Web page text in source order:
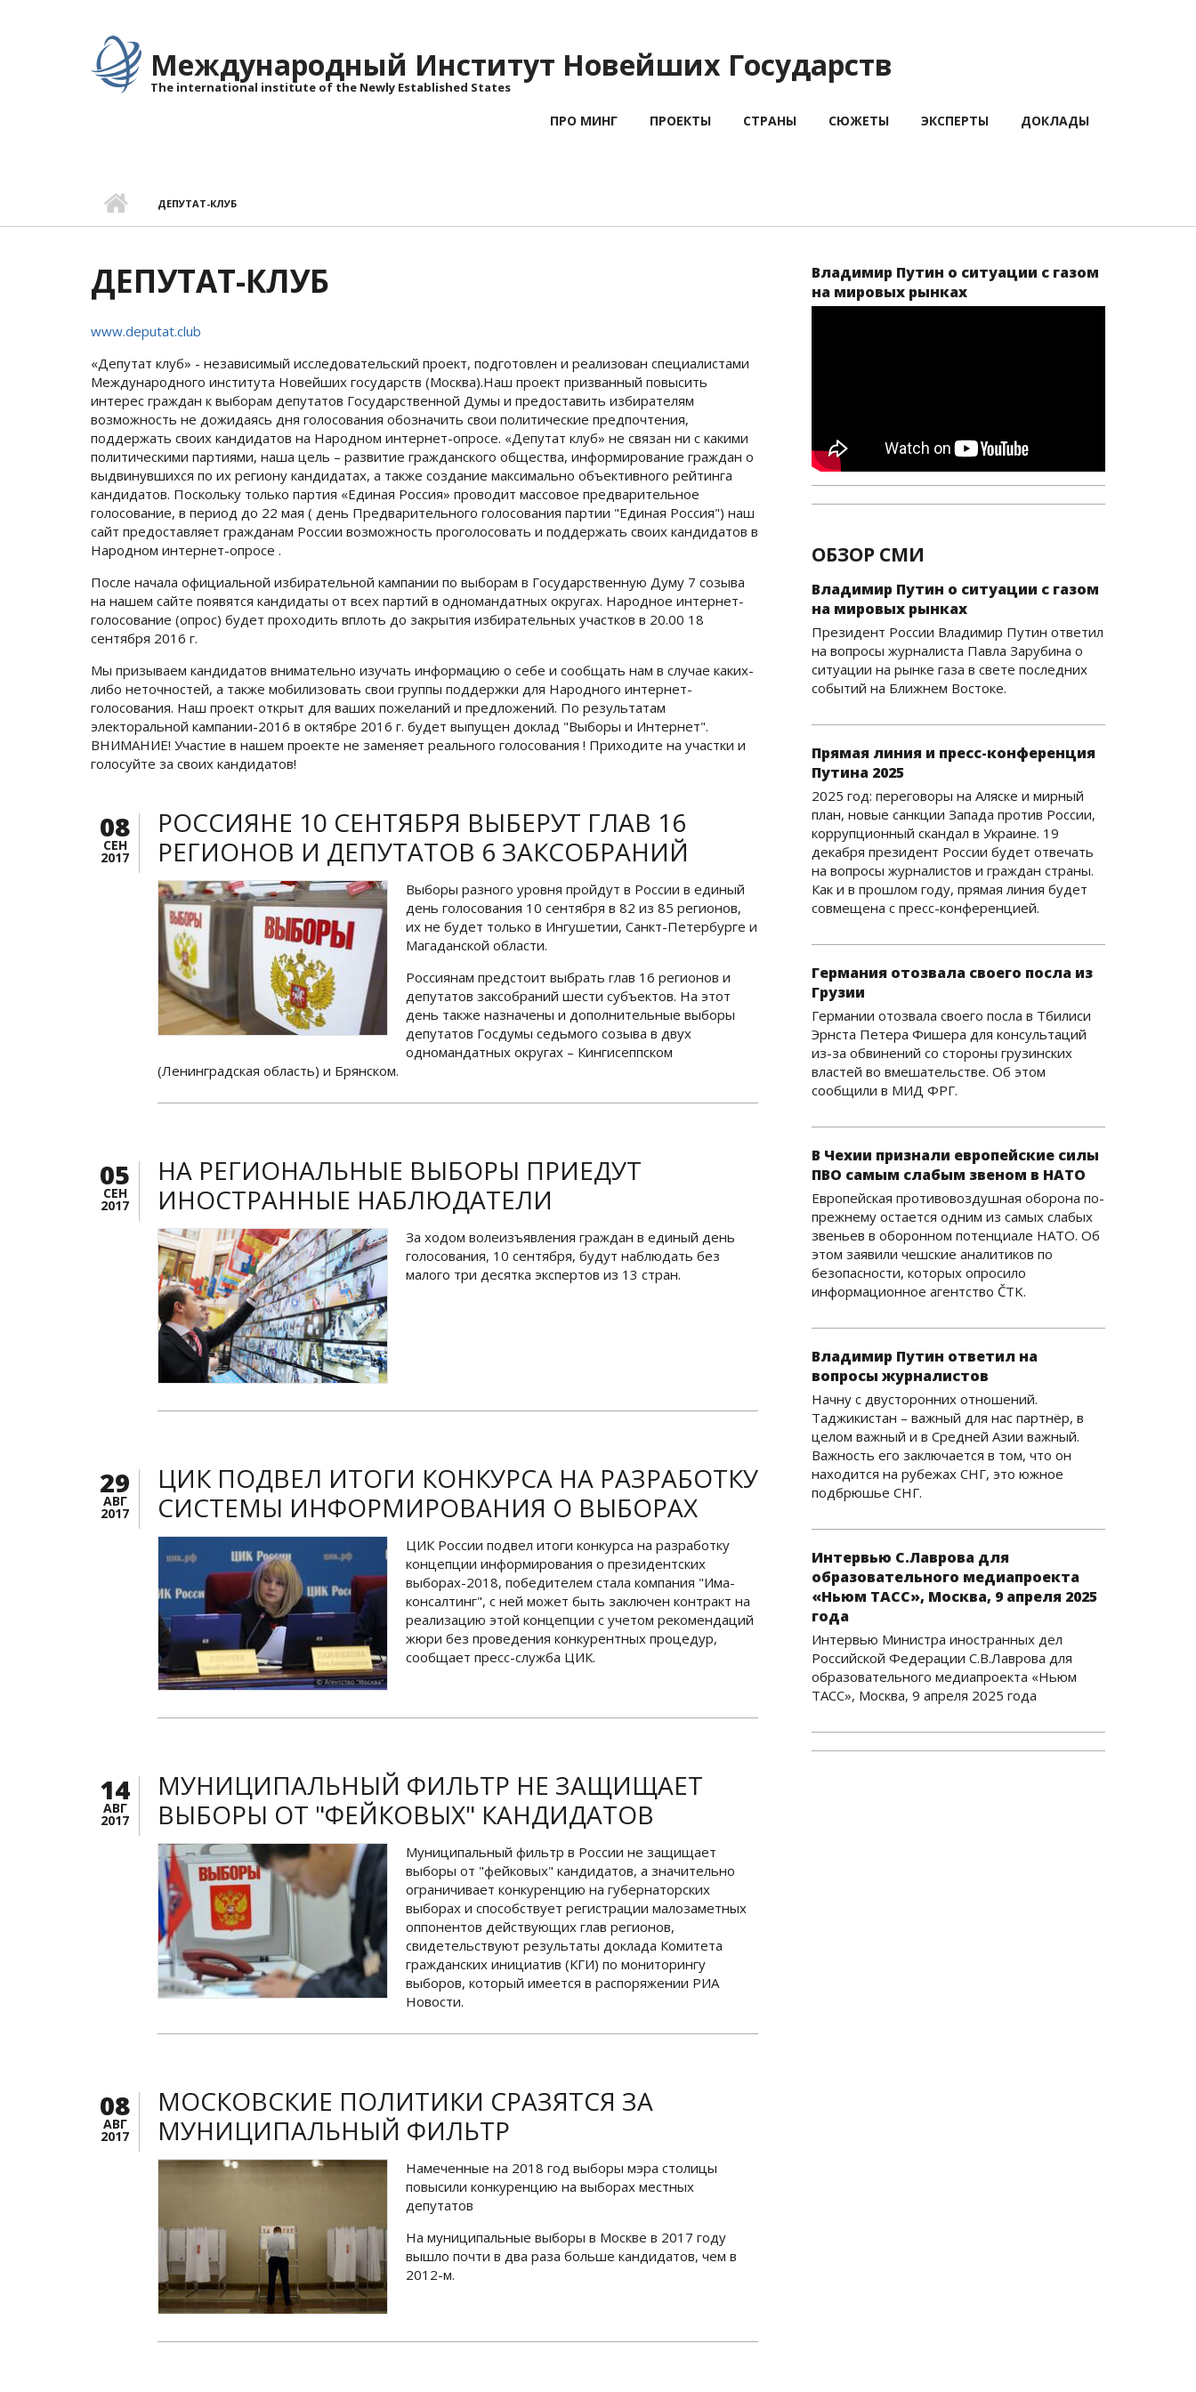
Международный Институт Новейших Государств
The international institute of the Newly Established States
ПРО МИНГ ПРОЕКТЫ СТРАНЫ СЮЖЕТЫ ЭКСПЕРТЫ ДОКЛАДЫ
ДЕПУТАТ-КЛУБ
ДЕПУТАТ-КЛУБ
www.deputat.club
«Депутат клуб» - независимый исследовательский проект, подготовлен и реализован специалистами
Международного института Новейших государств (Москва).Наш проект призванный повысить
интерес граждан к выборам депутатов Государственной Думы и предоставить избирателям
возможность не дожидаясь дня голосования обозначить свои политические предпочтения,
поддержать своих кандидатов на Народном интернет-опросе. «Депутат клуб» не связан ни с какими
политическими партиями, наша цель – развитие гражданского общества, информирование граждан о
выдвинувшихся по их региону кандидатах, а также создание максимально объективного рейтинга
кандидатов. Поскольку только партия «Единая Россия» проводит массовое предварительное
голосование, в период до 22 мая ( день Предварительного голосования партии "Единая Россия") наш
сайт предоставляет гражданам России возможность проголосовать и поддержать своих кандидатов в
Народном интернет-опросе .
После начала официальной избирательной кампании по выборам в Государственную Думу 7 созыва
на нашем сайте появятся кандидаты от всех партий в одномандатных округах. Народное интернет-
голосование (опрос) будет проходить вплоть до закрытия избирательных участков в 20.00 18
сентября 2016 г.
Мы призываем кандидатов внимательно изучать информацию о себе и сообщать нам в случае каких-
либо неточностей, а также мобилизовать свои группы поддержки для Народного интернет-
голосования. Наш проект открыт для ваших пожеланий и предложений. По результатам
электоральной кампании-2016 в октябре 2016 г. будет выпущен доклад "Выборы и Интернет".
ВНИМАНИЕ! Участие в нашем проекте не заменяет реального голосования ! Приходите на участки и
голосуйте за своих кандидатов!
08
СЕН
2017
РОССИЯНЕ 10 СЕНТЯБРЯ ВЫБЕРУТ ГЛАВ 16
РЕГИОНОВ И ДЕПУТАТОВ 6 ЗАКСОБРАНИЙ
Выборы разного уровня пройдут в России в единый
день голосования 10 сентября в 82 из 85 регионов,
их не будет только в Ингушетии, Санкт-Петербурге и
Магаданской области.
Россиянам предстоит выбрать глав 16 регионов и
депутатов заксобраний шести субъектов. На этот
день также назначены и дополнительные выборы
депутатов Госдумы седьмого созыва в двух
одномандатных округах – Кингисеппском
(Ленинградская область) и Брянском.
05
СЕН
2017
НА РЕГИОНАЛЬНЫЕ ВЫБОРЫ ПРИЕДУТ
ИНОСТРАННЫЕ НАБЛЮДАТЕЛИ
За ходом волеизъявления граждан в единый день
голосования, 10 сентября, будут наблюдать без
малого три десятка экспертов из 13 стран.
29
АВГ
2017
ЦИК ПОДВЕЛ ИТОГИ КОНКУРСА НА РАЗРАБОТКУ
СИСТЕМЫ ИНФОРМИРОВАНИЯ О ВЫБОРАХ
ЦИК России подвел итоги конкурса на разработку
концепции информирования о президентских
выборах-2018, победителем стала компания "Има-
консалтинг", с ней может быть заключен контракт на
реализацию этой концепции с учетом рекомендаций
жюри без проведения конкурентных процедур,
сообщает пресс-служба ЦИК.
14
АВГ
2017
МУНИЦИПАЛЬНЫЙ ФИЛЬТР НЕ ЗАЩИЩАЕТ
ВЫБОРЫ ОТ "ФЕЙКОВЫХ" КАНДИДАТОВ
Муниципальный фильтр в России не защищает
выборы от "фейковых" кандидатов, а значительно
ограничивает конкуренцию на губернаторских
выборах и способствует регистрации малозаметных
оппонентов действующих глав регионов,
свидетельствуют результаты доклада Комитета
гражданских инициатив (КГИ) по мониторингу
выборов, который имеется в распоряжении РИА
Новости.
08
АВГ
2017
МОСКОВСКИЕ ПОЛИТИКИ СРАЗЯТСЯ ЗА
МУНИЦИПАЛЬНЫЙ ФИЛЬТР
Намеченные на 2018 год выборы мэра столицы
повысили конкуренцию на выборах местных
депутатов
На муниципальные выборы в Москве в 2017 году
вышло почти в два раза больше кандидатов, чем в
2012-м.
Владимир Путин о ситуации с газом
на мировых рынках
ОБЗОР СМИ
Владимир Путин о ситуации с газом
на мировых рынках
Президент России Владимир Путин ответил
на вопросы журналиста Павла Зарубина о
ситуации на рынке газа в свете последних
событий на Ближнем Востоке.
Прямая линия и пресс-конференция
Путина 2025
2025 год: переговоры на Аляске и мирный
план, новые санкции Запада против России,
коррупционный скандал в Украине. 19
декабря президент России будет отвечать
на вопросы журналистов и граждан страны.
Как и в прошлом году, прямая линия будет
совмещена с пресс-конференцией.
Германия отозвала своего посла из
Грузии
Германии отозвала своего посла в Тбилиси
Эрнста Петера Фишера для консультаций
из-за обвинений со стороны грузинских
властей во вмешательстве. Об этом
сообщили в МИД ФРГ.
В Чехии признали европейские силы
ПВО самым слабым звеном в НАТО
Европейская противовоздушная оборона по-
прежнему остается одним из самых слабых
звеньев в оборонном потенциале НАТО. Об
этом заявили чешские аналитиков по
безопасности, которых опросило
информационное агентство ČTK.
Владимир Путин ответил на
вопросы журналистов
Начну с двусторонних отношений.
Таджикистан – важный для нас партнёр, в
целом важный и в Средней Азии важный.
Важность его заключается в том, что он
находится на рубежах СНГ, это южное
подбрюшье СНГ.
Интервью С.Лаврова для
образовательного медиапроекта
«Ньюм ТАСС», Москва, 9 апреля 2025
года
Интервью Министра иностранных дел
Российской Федерации С.В.Лаврова для
образовательного медиапроекта «Ньюм
ТАСС», Москва, 9 апреля 2025 года